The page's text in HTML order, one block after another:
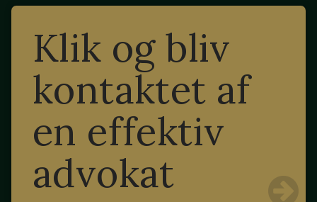
Klik og bliv
kontaktet af
en effektiv
advokat